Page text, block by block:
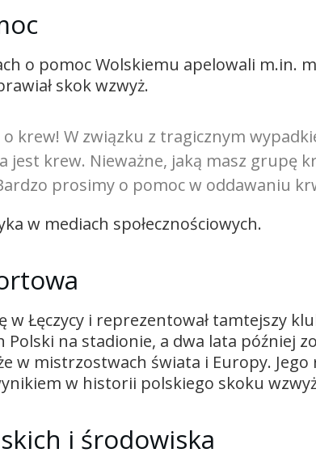
o pomoc Wolskiemu apelowali m.in.
skok wzwyż.
o krew! W związku z tragicznym
jest krew. Nieważne, jaką masz grupę
prosimy o pomoc w oddawaniu
w mediach społecznościowych.
w Łęczycy i reprezentował tamtejszy
na stadionie, a dwa lata później
w mistrzostwach świata i Europy.
w historii polskiego skoku
i środowiska